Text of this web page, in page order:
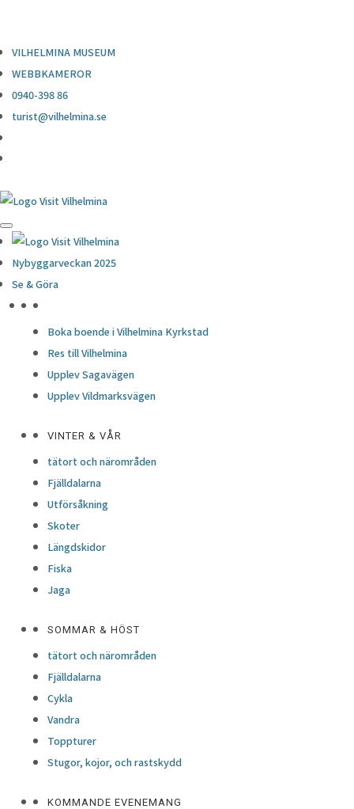
VILHELMINA MUSEUM
WEBBKAMEROR
0940-398 86
turist@vilhelmina.se
Nybyggarveckan 2025
Se & Göra
Boka boende i Vilhelmina Kyrkstad
Res till Vilhelmina
Upplev Sagavägen
Upplev Vildmarksvägen
VINTER & VÅR
tätort och närområden
Fjälldalarna
Utförsåkning
Skoter
Längdskidor
Fiska
Jaga
SOMMAR & HÖST
tätort och närområden
Fjälldalarna
Cykla
Vandra
Toppturer
Stugor, kojor, och rastskydd
KOMMANDE EVENEMANG